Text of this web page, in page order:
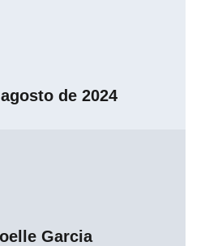
de 2024
Garcia